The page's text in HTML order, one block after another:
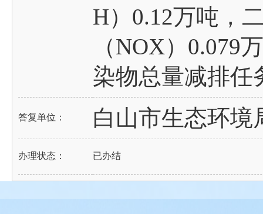
H）0.12万吨，
（NOX）0.079
染物总量减排任
答复单位： 白山市生态环境
办理状态： 已办结